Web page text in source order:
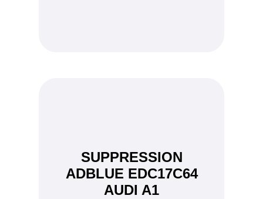
SUPPRESSION
ADBLUE EDC17C64
AUDI A1